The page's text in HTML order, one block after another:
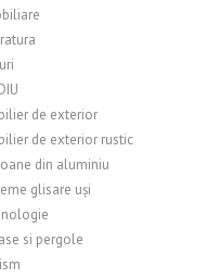
de exterior
de exterior rustic
din aluminiu
glisare uși
si pergole